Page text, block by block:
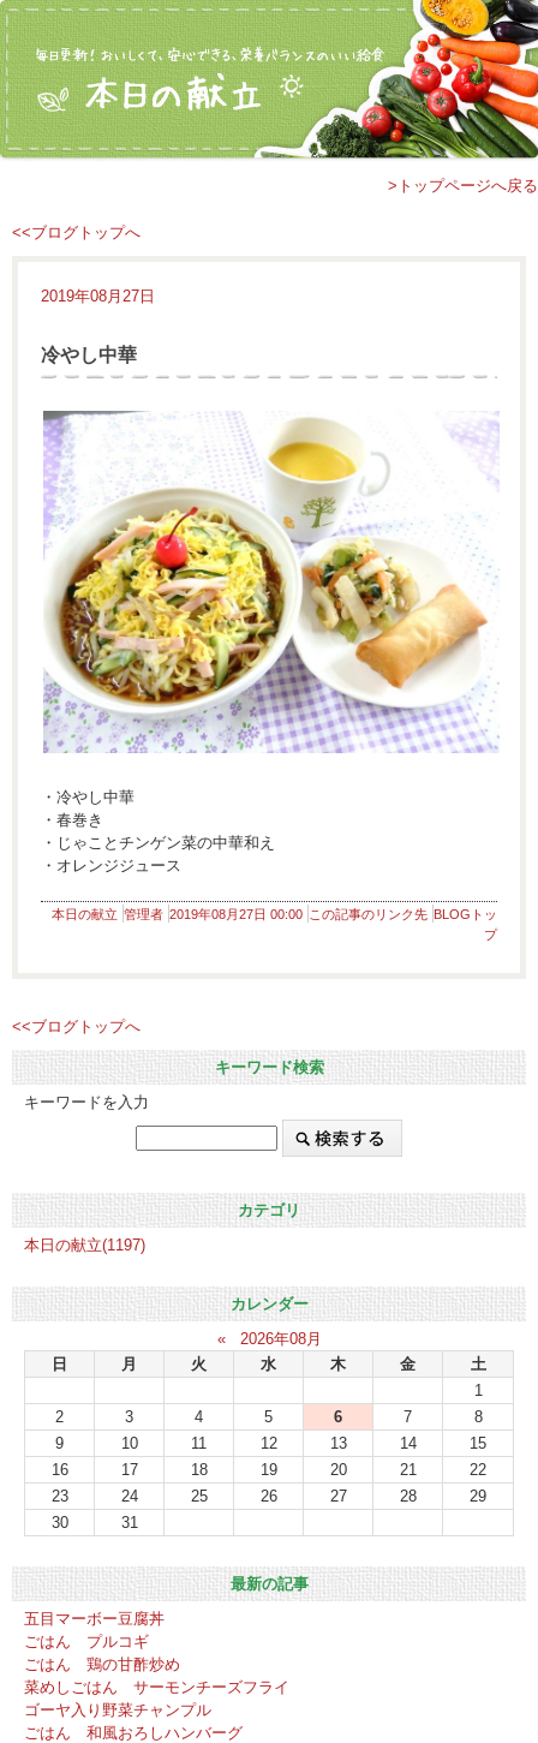
>トップページへ戻る
<<ブログトップへ
2019年08月27日
冷やし中華
・冷やし中華
・春巻き
・じゃことチンゲン菜の中華和え
・オレンジジュース
本日の献立 管理者 2019年08月27日 00:00 この記事のリンク先 BLOGトッ
プ
<<ブログトップへ
キーワード検索
キーワードを入力
カテゴリ
本日の献立(1197)
カレンダー
«
2026年08月
日
月 火 水 木 金
土
1
2
3 4 5 6 7
8
9
10 11 12 13 14
15
16
17 18 19 20 21
22
23
24 25 26 27 28
29
30
31
最新の記事
五目マーボー豆腐丼
ごはん プルコギ
ごはん 鶏の甘酢炒め
菜めしごはん サーモンチーズフライ
ゴーヤ入り野菜チャンプル
ごはん 和風おろしハンバーグ